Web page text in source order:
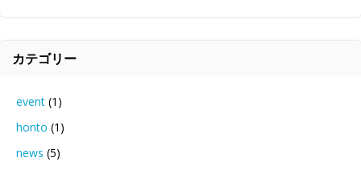
カテゴリー
event (1)
honto (1)
news (5)